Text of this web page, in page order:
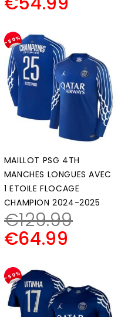
-50%
MAILLOT PSG 4TH
MANCHES LONGUES AVEC
1 ETOILE FLOCAGE
CHAMPION 2024-2025
€129.99
€64.99
-50%